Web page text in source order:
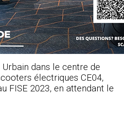
dans le centre de
électriques CE04,
FISE 2023, en attendant le